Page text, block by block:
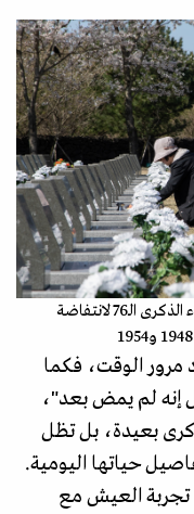
عائلات الضحايا في منتزه السلام في جيجو لإحياء الذكرى الـ76 لانتفاضة
مرور الوقت، فكما
إنه لم يمض بعد"،
بعيدة، بل تظل
حياتها اليومية.
تجربة العيش مع